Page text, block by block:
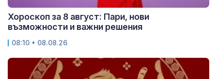
Хороскоп за 8 август: Пари, нови
възможности и важни решения
08:10 • 08.08.26